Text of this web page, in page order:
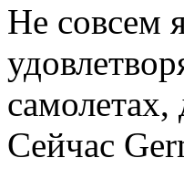
Не совсем
Сейчас